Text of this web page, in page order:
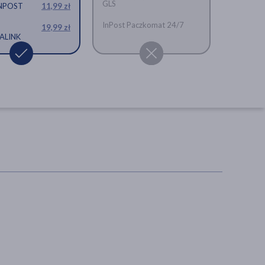
11,99 zł
19,99 zł
GLS
InPost Paczkomat 24/7